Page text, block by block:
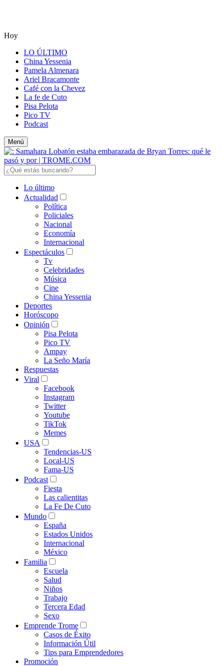
Hoy
LO ÚLTIMO
China Yessenia
Pamela Almenara
Ariel Bracamonte
Café con la Chevez
La fe de Cuto
Pisa Pelota
Pico TV
Podcast
Menú
Lo último
Actualidad
Política
Policiales
Nacional
Economía
Internacional
Espectáculos
Tv
Celebridades
Música
Cine
China Yessenia
Deportes
Horóscopo
Opinión
Pisa Pelota
Pico TV
Ampay
La Seño María
Respuestas
Viral
Facebook
Instagram
Twitter
Youtube
TikTok
Memes
USA
Tendencias-US
Local-US
Fama-US
Podcast
Fiesta
Las calientitas
La Fe De Cuto
Mundo
España
Estados Unidos
Internacional
México
Familia
Escuela
Salud
Niños
Trabajo
Tercera Edad
Sexo
Emprende Trome
Casos de Éxito
Información Útil
Tips para Emprendedores
Promoción